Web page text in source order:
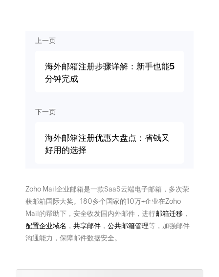
上一页
海外邮箱注册步骤详解：新手也能5
分钟完成
下一页
海外邮箱注册优惠大盘点：省钱又
好用的选择
Zoho Mail企业邮箱是一款SaaS云端电子邮箱，多次荣
获邮箱国际大奖。180多个国家的10万+企业在Zoho
Mail的帮助下，安全收发国内外邮件，进行邮箱迁移 ，
配置企业域名 ， 共享邮件， 公共邮箱管理等，加强邮件
沟通能力，保障邮件数据安全。